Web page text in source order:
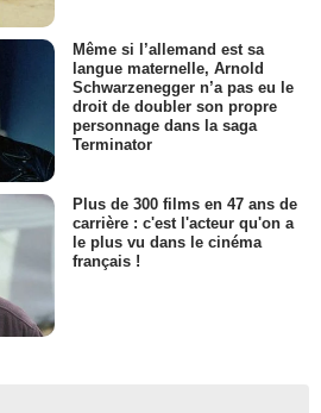
Même si l’allemand est sa
langue maternelle, Arnold
Schwarzenegger n’a pas eu le
droit de doubler son propre
personnage dans la saga
Terminator
Plus de 300 films en 47 ans de
carrière : c'est l'acteur qu'on a
le plus vu dans le cinéma
français !